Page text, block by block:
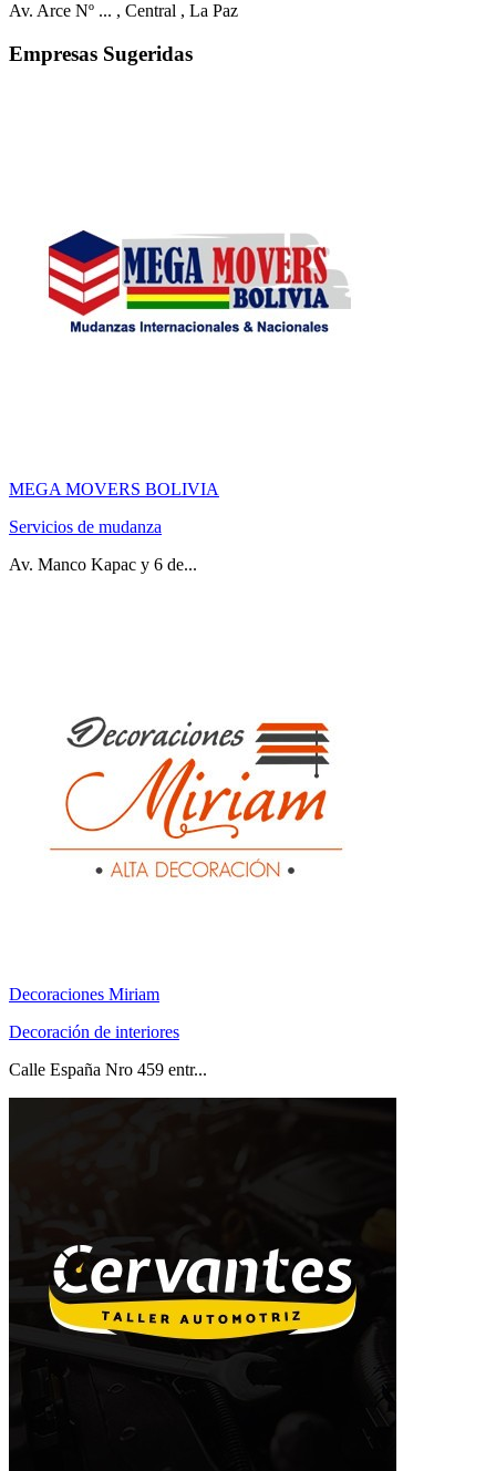
Av. Arce Nº ... , Central , La Paz
Empresas Sugeridas
MEGA MOVERS BOLIVIA
Servicios de mudanza
Av. Manco Kapac y 6 de...
Decoraciones Miriam
Decoración de interiores
Calle España Nro 459 entr...